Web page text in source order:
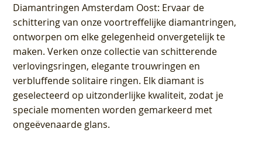
Diamantringen Amsterdam Oost: Ervaar de
schittering van onze voortreffelijke diamantringen,
ontworpen om elke gelegenheid onvergetelijk te
maken. Verken onze collectie van schitterende
verlovingsringen, elegante trouwringen en
verbluffende solitaire ringen. Elk diamant is
geselecteerd op uitzonderlijke kwaliteit, zodat je
speciale momenten worden gemarkeerd met
ongeëvenaarde glans.